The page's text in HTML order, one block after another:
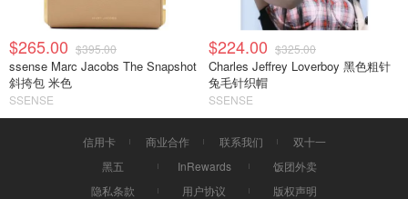
$265.00 $395.00
ssense Marc Jacobs The Snapshot
斜挎包 米色
SSENSE
$224.00 $325.00
Charles Jeffrey Loverboy 黑色粗针
兔毛针织帽
SSENSE
信用卡 商业合作 联系我们
双十一
黑五
InRewards
饭团外卖
隐私条款
用户协议 版权声明